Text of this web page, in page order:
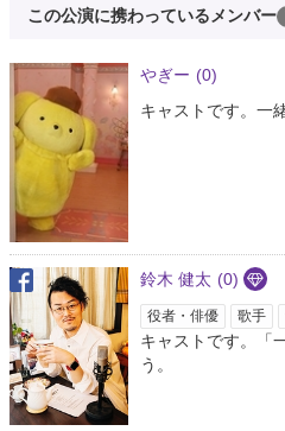
この公演に携わっているメンバー
やぎー (0)
キャストです。一
鈴木 健太 (0)
役者・俳優 歌手
キャストです。「
う。